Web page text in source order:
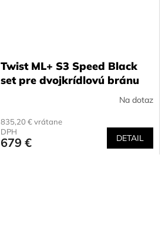
Twist ML+ S3 Speed Black
set pre dvojkrídlovú bránu
Na dotaz
835,20 € vrátane
DPH
679 € DETAIL